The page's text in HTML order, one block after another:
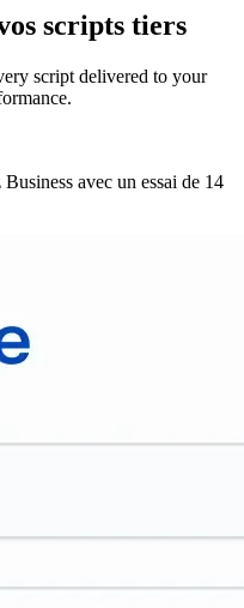
scripts tiers
script delivered to your
avec un essai de 14